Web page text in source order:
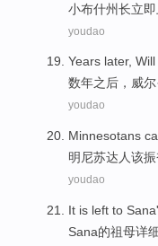
小布什州长立即
youdao
Years later,
数年之后 ， 威尔
youdao
Minnesotans
明尼苏达 人该
youdao
It is left to Sana
Sana的祖母详